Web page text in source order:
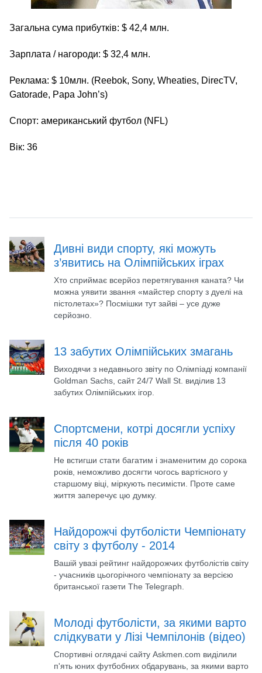
Загальна сума прибутків: $ 42,4 млн.
Зарплата / нагороди: $ 32,4 млн.
Реклама: $ 10млн. (Reebok, Sony, Wheaties, DirecTV,
Gatorade, Papa John’s)
Спорт: американський футбол (NFL)
Вік: 36
Дивні види спорту, які можуть
з’явитись на Олімпійських іграх
Хто сприймає всерйоз перетягування каната? Чи
можна уявити звання «майстер спорту з дуелі на
пістолетах»? Посмішки тут зайві – усе дуже
серйозно.
13 забутих Олімпійських змагань
Виходячи з недавнього звіту по Олімпіаді компанії
Goldman Sachs, сайт 24/7 Wall St. виділив 13
забутих Олімпійських ігор.
Спортсмени, котрі досягли успіху
після 40 років
Не встигши стати багатим і знаменитим до сорока
років, неможливо досягти чогось вартісного у
старшому віці, міркують песимісти. Проте саме
життя заперечує цю думку.
Найдорожчі футболісти Чемпіонату
світу з футболу - 2014
Вашій увазі рейтинг найдорожчих футболістів світу
- учасників цьогорічного чемпіонату за версією
британської газети The Telegraph.
Молоді футболісти, за якими варто
слідкувати у Лізі Чемпілонів (відео)
Спортивні оглядачі сайту Askmen.com виділили
п'ять юних футбобних обдарувань, за якими варто